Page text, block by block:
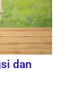
dan